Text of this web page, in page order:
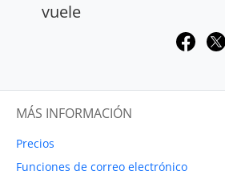
vuele
MÁS INFORMACIÓN
Precios
Funciones de correo electrónico